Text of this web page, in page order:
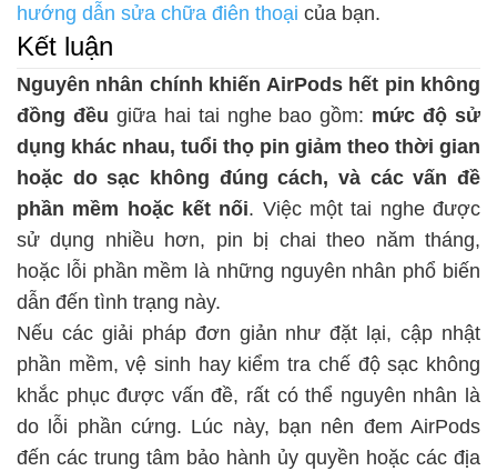
hướng dẫn sửa chữa điên thoại của bạn.
Kết luận
Nguyên nhân chính khiến AirPods hết pin không
đồng đều giữa hai tai nghe bao gồm: mức độ sử
dụng khác nhau, tuổi thọ pin giảm theo thời gian
hoặc do sạc không đúng cách, và các vấn đề
phần mềm hoặc kết nối. Việc một tai nghe được
sử dụng nhiều hơn, pin bị chai theo năm tháng,
hoặc lỗi phần mềm là những nguyên nhân phổ biến
dẫn đến tình trạng này.
Nếu các giải pháp đơn giản như đặt lại, cập nhật
phần mềm, vệ sinh hay kiểm tra chế độ sạc không
khắc phục được vấn đề, rất có thể nguyên nhân là
do lỗi phần cứng. Lúc này, bạn nên đem AirPods
đến các trung tâm bảo hành ủy quyền hoặc các địa